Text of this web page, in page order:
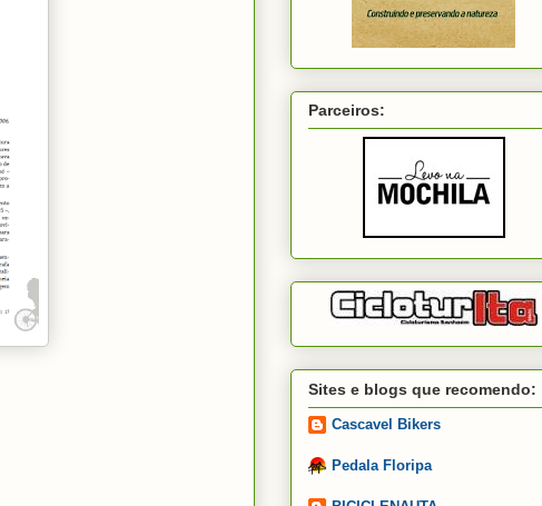
Parceiros:
Sites e blogs que recomendo:
Cascavel Bikers
Pedala Floripa